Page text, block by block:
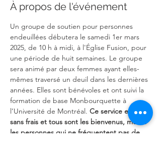
À propos de l'événement
Un groupe de soutien pour personnes
endeuillées débutera le samedi 1er mars
2025, de 10 h à midi, à l'Église Fusion, pour
une période de huit semaines. Le groupe
sera animé par deux femmes ayant elles-
mêmes traversé un deuil dans les dernières
années. Elles sont bénévoles et ont suivi la
formation de base Monbourquette à
l’Université de Montréal. Ce service est
sans frais et tous sont les bienvenus, même
les personnes qui ne fréquentent pas de